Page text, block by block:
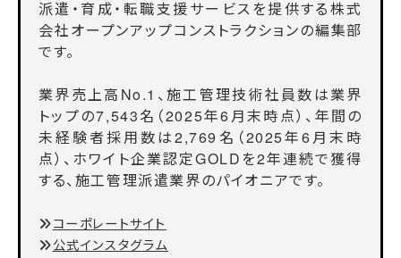
派遣・育成・転職支援サービスを提供する株式
会社オープンアップコンストラクションの編集部
です。
業界売上高No.1、施工管理技術社員数は業界
トップの7,543名（2025年6月末時点）、年間の
未経験者採用数は2,769名（2025年6月末時
点）、ホワイト企業認定GOLDを2年連続で獲得
する、施工管理派遣業界のパイオニアです。
コーポレートサイト
公式インスタグラム